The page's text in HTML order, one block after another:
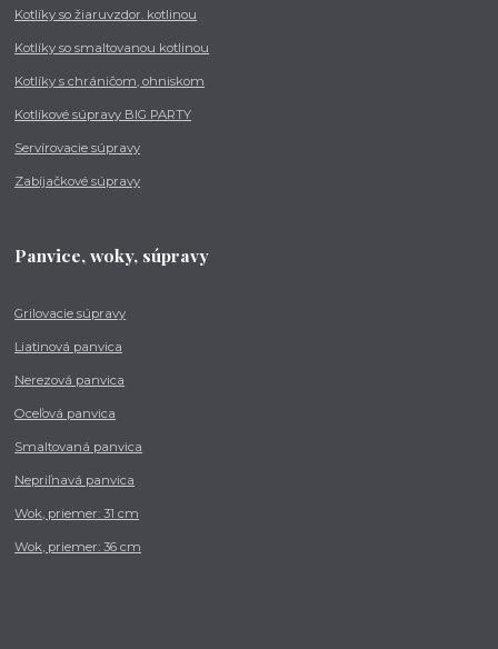
Kotlíky so žiaruvzdor. kotlinou
Kotlíky so smaltovanou kotlinou
Kotlíky s chráničom, ohniskom
Kotlíkové súpravy BIG PARTY
Servírovacie súpravy
Zabíjačkové súpravy
Panvice, woky, súpravy
Grilovacie súpravy
Liatinová panvica
Nerezová panvica
Oceľová panvica
Smaltovaná panvica
Nepriľnavá panvica
Wok, priemer: 31 cm
Wok, priemer: 36 cm